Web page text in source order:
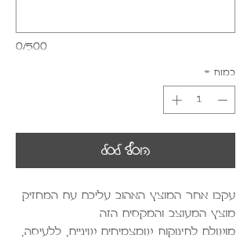
0/500
כמות *
הוסף לסל
עקבו אחר המוצץ האהוב עליכם עם המחזיק
מוצץ המעוצב והמקסים הזה
מושלם לתינוקות שמצמיחים שיניים, ללעיסה,